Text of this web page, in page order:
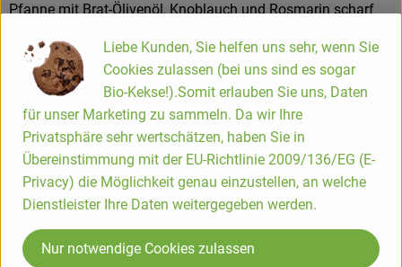
Pfanne mit Brat-Ölivenöl, Knoblauch und Rosmarin scharf
Backofen sanft fertig garen. Paprika in mittelgroße Stücke
schneiden. Knoblauch und Zwiebel in feine Würfel
schneiden. Alles in etwas Brat-Olivenöl anschwitzen, sodass
die Paprika noch schön bissfest ist. Zucchini- und
Auberginen-Scheiben dazugeben. Etwas mitbraten lassen
und mit Meersalz und Pfeffer würzen. Rosmarin und
Thymian zum Schluss dazugeben und kurz mit garen
lassen, damit sich der Geschmack entfalten kann. Das
Gemüse zu kleinen Türmchen
aufschichten und mit der aufgeschnittenen Hähnchenbrust
Liebe Kunden, Sie helfen uns sehr, wenn Sie
Cookies zulassen (bei uns sind es sogar
Bio-Kekse!).Somit erlauben Sie uns, Daten
für unser Marketing zu sammeln. Da wir Ihre
Privatsphäre sehr wertschätzen, haben Sie in
Übereinstimmung mit der EU-Richtlinie 2009/136/EG (E-
Privacy) die Möglichkeit genau einzustellen, an welche
Dienstleister Ihre Daten weitergegeben werden.
Nur notwendige Cookies zulassen